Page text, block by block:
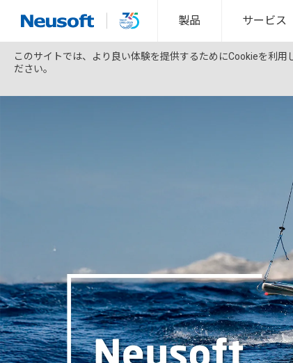
このサイトでは、より良い体験を提供するためにCookieを利
ださい。
製品 サービス